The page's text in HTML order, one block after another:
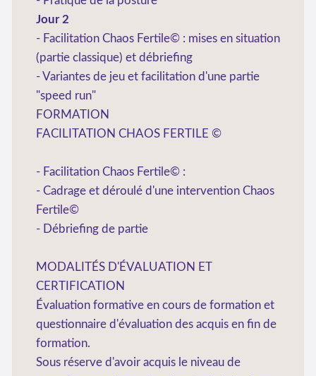
Jour 2
- Facilitation Chaos Fertile© : mises en situation
(partie classique) et débriefing
- Variantes de jeu et facilitation d'une partie
"speed run"
FORMATION
FACILITATION CHAOS FERTILE ©
- Facilitation Chaos Fertile© :
- Cadrage et déroulé d'une intervention Chaos
Fertile©
- Débriefing de partie
MODALITÉS D'ÉVALUATION ET
CERTIFICATION
Évaluation formative en cours de formation et
questionnaire d'évaluation des acquis en fin de
formation.
Sous réserve d'avoir acquis le niveau de